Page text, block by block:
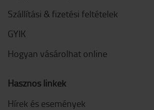
Szállítási & fizetési feltételek
GYIK
Hogyan vásárolhat online
Hasznos linkek
Hírek és események